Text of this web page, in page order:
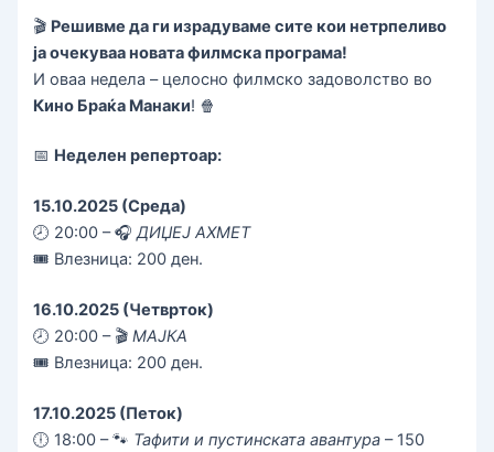
🎬 Решивме да ги израдуваме сите кои нетрпеливо
ја очекуваа новата филмска програма!
И оваа недела – целосно филмско задоволство во
Кино Браќа Манаки! 🍿
📅 Неделен репертоар:
15.10.2025 (Среда)
🕗 20:00 – 🎧ДИЏЕЈ АХМЕТ
🎟️ Влезница: 200 ден.
16.10.2025 (Четврток)
🕗 20:00 – 🎬МАЈКА
🎟️ Влезница: 200 ден.
17.10.2025 (Петок)
🕕 18:00 – 🐾 Тафити и пустинската авантура – 150